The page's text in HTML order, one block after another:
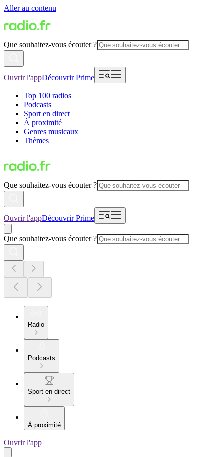
Aller au contenu
Que souhaitez-vous écouter ?
Ouvrir l'appDécouvrir Prime
Top 100 radios
Podcasts
Sport en direct
À proximité
Genres musicaux
Thèmes
Que souhaitez-vous écouter ?
Ouvrir l'appDécouvrir Prime
Que souhaitez-vous écouter ?
Radio
Podcasts
Sport en direct
À proximité
Ouvrir l'app